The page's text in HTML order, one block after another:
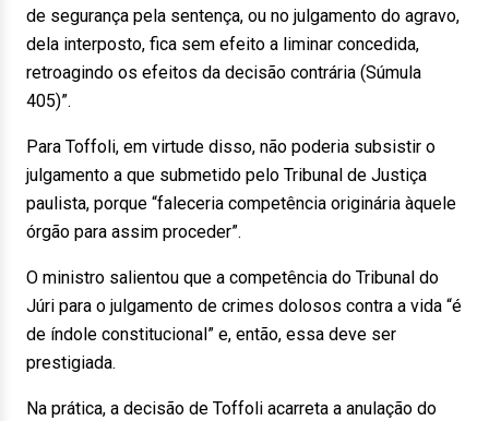
de segurança pela sentença, ou no julgamento do agravo,
dela interposto, fica sem efeito a liminar concedida,
retroagindo os efeitos da decisão contrária (Súmula
405)”.
Para Toffoli, em virtude disso, não poderia subsistir o
julgamento a que submetido pelo Tribunal de Justiça
paulista, porque “faleceria competência originária àquele
órgão para assim proceder”.
O ministro salientou que a competência do Tribunal do
Júri para o julgamento de crimes dolosos contra a vida “é
de índole constitucional” e, então, essa deve ser
prestigiada.
Na prática, a decisão de Toffoli acarreta a anulação do